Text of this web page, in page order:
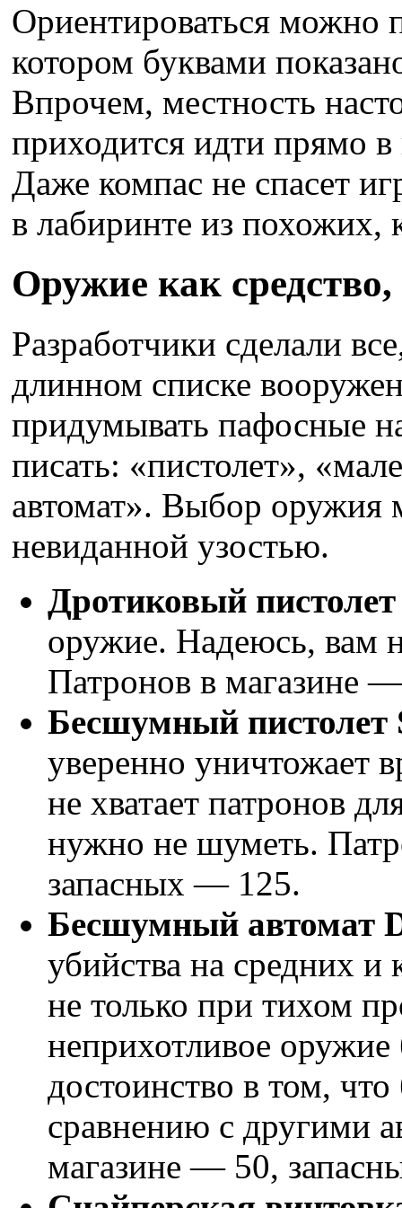
Ориентироваться можно
котором буквами
Впрочем, местность
приходится идти прямо
Даже компас не спасет
в лабиринте из похожих,
Оружие как
Разработчики сделали
длинном списке
придумывать пафосные
писать: «пистолет»,
автомат». Выбор оружия
невиданной узостью.
Дротиковый
оружие. Надеюсь, вам
Патронов в магазине
Бесшумный пистолет
уверенно уничтожает
не хватает патронов
нужно не шуметь.
запасных — 125.
Бесшумный автомат
убийства на средних и
не только при тихом
неприхотливое оружие
достоинство в том, что
сравнению с другими
магазине — 50,